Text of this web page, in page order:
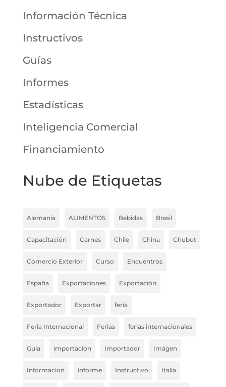
Información Técnica
Instructivos
Guías
Informes
Estadísticas
Inteligencia Comercial
Financiamiento
Nube de Etiquetas
Alemania ALIMENTOS Bebidas Brasil
Capacitación Carnes Chile China Chubut
Comercio Exterior Curso Encuentros
España Exportaciones Exportación
Exportador Exportar feria
Feria Internacional Ferias ferias internacionales
Guia importacion Importador Imágen
Informacion informe Instructivo Italia